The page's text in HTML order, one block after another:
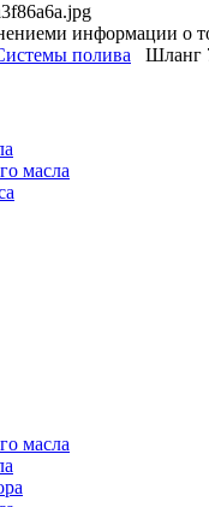
информации о
полива Шланг
масла
масла